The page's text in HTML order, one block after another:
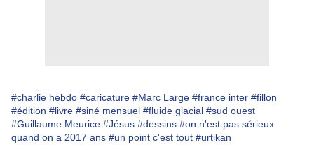
#charlie hebdo #caricature #Marc Large #france inter #fillon
#édition #livre #siné mensuel #fluide glacial #sud ouest
#Guillaume Meurice #Jésus #dessins #on n'est pas sérieux
quand on a 2017 ans #un point c'est tout #urtikan